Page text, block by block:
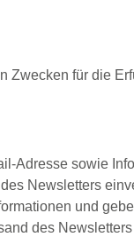
Zwecken für die
Adresse sowie
Newsletters
und
des